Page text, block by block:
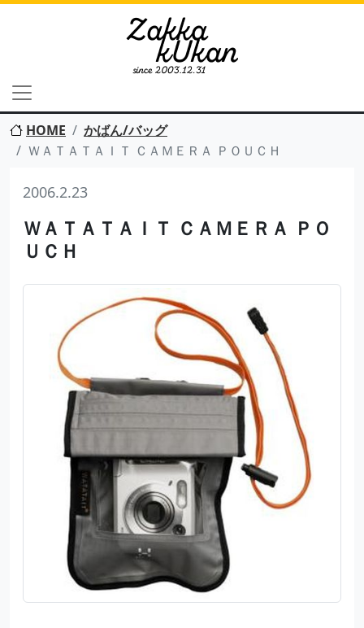
HOME
かばん/バッグ
ＷＡＴＡＴＡＩＴ ＣＡＭＥＲＡ ＰＯＵＣＨ
2006.2.23
ＷＡＴＡＴＡＩＴ ＣＡＭＥＲＡ ＰＯ
ＵＣＨ